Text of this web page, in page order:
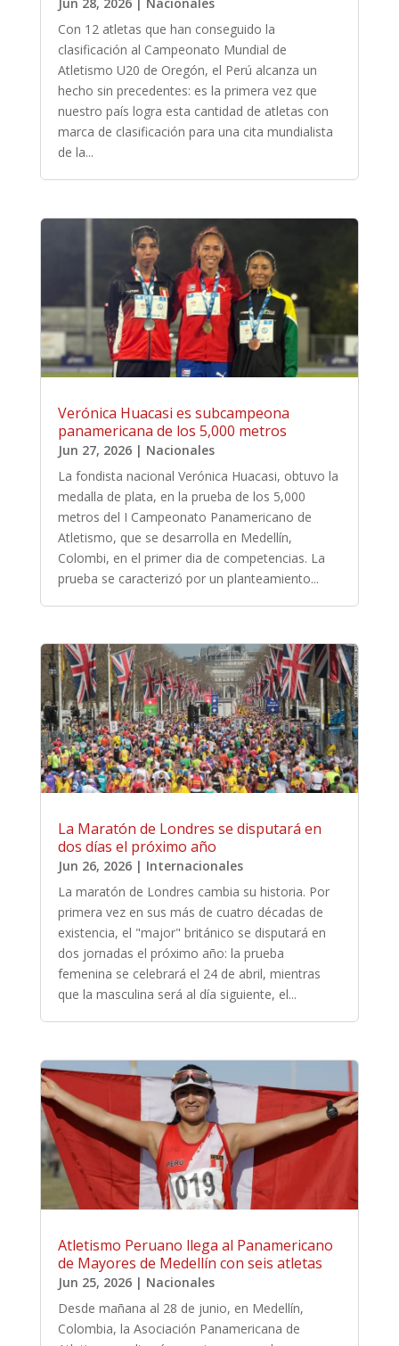
Jun 28, 2026| Nacionales
Con 12 atletas que han conseguido la
clasificación al Campeonato Mundial de
Atletismo U20 de Oregón, el Perú alcanza un
hecho sin precedentes: es la primera vez que
nuestro país logra esta cantidad de atletas con
marca de clasificación para una cita mundialista
de la...
Verónica Huacasi es subcampeona
panamericana de los 5,000 metros
Jun 27, 2026| Nacionales
La fondista nacional Verónica Huacasi, obtuvo la
medalla de plata, en la prueba de los 5,000
metros del I Campeonato Panamericano de
Atletismo, que se desarrolla en Medellín,
Colombi, en el primer dia de competencias. La
prueba se caracterizó por un planteamiento...
La Maratón de Londres se disputará en
dos días el próximo año
Jun 26, 2026| Internacionales
La maratón de Londres cambia su historia. Por
primera vez en sus más de cuatro décadas de
existencia, el "major" británico se disputará en
dos jornadas el próximo año: la prueba
femenina se celebrará el 24 de abril, mientras
que la masculina será al día siguiente, el...
Atletismo Peruano llega al Panamericano
de Mayores de Medellín con seis atletas
Jun 25, 2026| Nacionales
Desde mañana al 28 de junio, en Medellín,
Colombia, la Asociación Panamericana de